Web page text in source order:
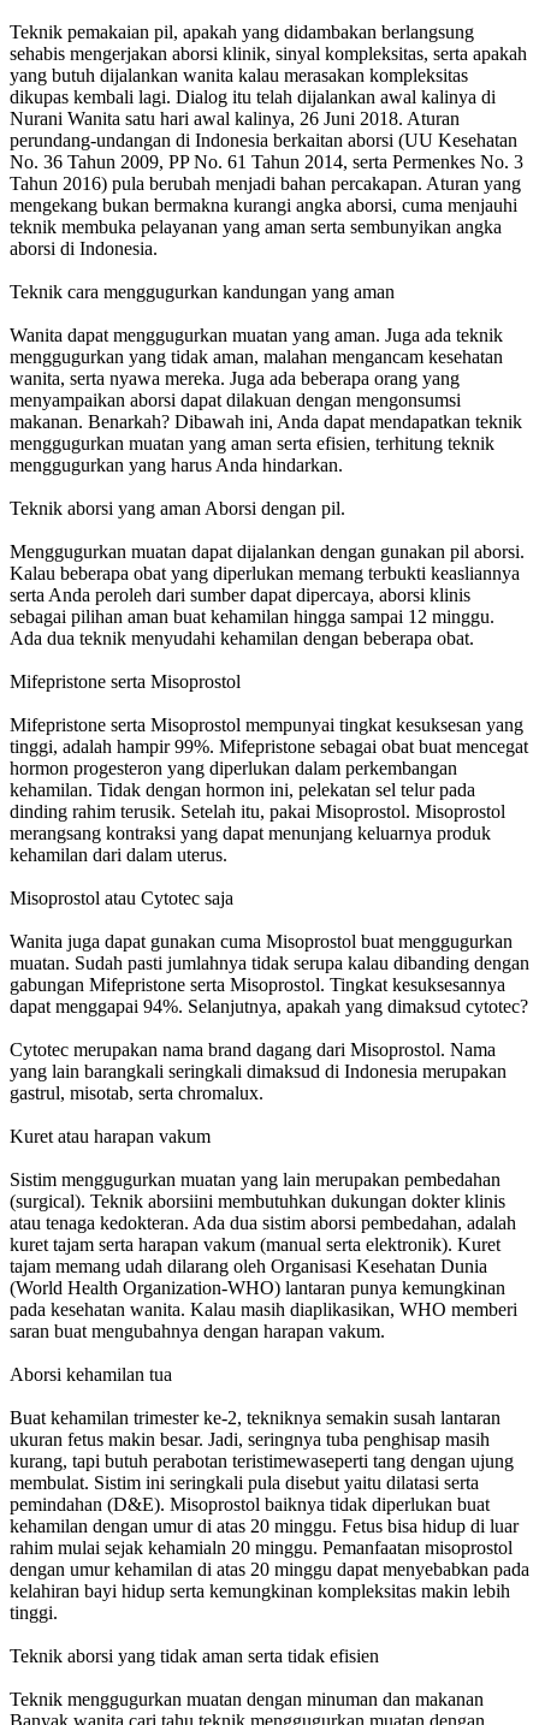
Teknik pemakaian pil, apakah yang didambakan berlangsung
sehabis mengerjakan aborsi klinik, sinyal kompleksitas, serta apakah
yang butuh dijalankan wanita kalau merasakan kompleksitas
dikupas kembali lagi. Dialog itu telah dijalankan awal kalinya di
Nurani Wanita satu hari awal kalinya, 26 Juni 2018. Aturan
perundang-undangan di Indonesia berkaitan aborsi (UU Kesehatan
No. 36 Tahun 2009, PP No. 61 Tahun 2014, serta Permenkes No. 3
Tahun 2016) pula berubah menjadi bahan percakapan. Aturan yang
mengekang bukan bermakna kurangi angka aborsi, cuma menjauhi
teknik membuka pelayanan yang aman serta sembunyikan angka
aborsi di Indonesia.
Teknik cara menggugurkan kandungan yang aman
Wanita dapat menggugurkan muatan yang aman. Juga ada teknik
menggugurkan yang tidak aman, malahan mengancam kesehatan
wanita, serta nyawa mereka. Juga ada beberapa orang yang
menyampaikan aborsi dapat dilakuan dengan mengonsumsi
makanan. Benarkah? Dibawah ini, Anda dapat mendapatkan teknik
menggugurkan muatan yang aman serta efisien, terhitung teknik
menggugurkan yang harus Anda hindarkan.
Teknik aborsi yang aman Aborsi dengan pil.
Menggugurkan muatan dapat dijalankan dengan gunakan pil aborsi.
Kalau beberapa obat yang diperlukan memang terbukti keasliannya
serta Anda peroleh dari sumber dapat dipercaya, aborsi klinis
sebagai pilihan aman buat kehamilan hingga sampai 12 minggu.
Ada dua teknik menyudahi kehamilan dengan beberapa obat.
Mifepristone serta Misoprostol
Mifepristone serta Misoprostol mempunyai tingkat kesuksesan yang
tinggi, adalah hampir 99%. Mifepristone sebagai obat buat mencegat
hormon progesteron yang diperlukan dalam perkembangan
kehamilan. Tidak dengan hormon ini, pelekatan sel telur pada
dinding rahim terusik. Setelah itu, pakai Misoprostol. Misoprostol
merangsang kontraksi yang dapat menunjang keluarnya produk
kehamilan dari dalam uterus.
Misoprostol atau Cytotec saja
Wanita juga dapat gunakan cuma Misoprostol buat menggugurkan
muatan. Sudah pasti jumlahnya tidak serupa kalau dibanding dengan
gabungan Mifepristone serta Misoprostol. Tingkat kesuksesannya
dapat menggapai 94%. Selanjutnya, apakah yang dimaksud cytotec?
Cytotec merupakan nama brand dagang dari Misoprostol. Nama
yang lain barangkali seringkali dimaksud di Indonesia merupakan
gastrul, misotab, serta chromalux.
Kuret atau harapan vakum
Sistim menggugurkan muatan yang lain merupakan pembedahan
(surgical). Teknik aborsiini membutuhkan dukungan dokter klinis
atau tenaga kedokteran. Ada dua sistim aborsi pembedahan, adalah
kuret tajam serta harapan vakum (manual serta elektronik). Kuret
tajam memang udah dilarang oleh Organisasi Kesehatan Dunia
(World Health Organization-WHO) lantaran punya kemungkinan
pada kesehatan wanita. Kalau masih diaplikasikan, WHO memberi
saran buat mengubahnya dengan harapan vakum.
Aborsi kehamilan tua
Buat kehamilan trimester ke-2, tekniknya semakin susah lantaran
ukuran fetus makin besar. Jadi, seringnya tuba penghisap masih
kurang, tapi butuh perabotan teristimewaseperti tang dengan ujung
membulat. Sistim ini seringkali pula disebut yaitu dilatasi serta
pemindahan (D&E). Misoprostol baiknya tidak diperlukan buat
kehamilan dengan umur di atas 20 minggu. Fetus bisa hidup di luar
rahim mulai sejak kehamialn 20 minggu. Pemanfaatan misoprostol
dengan umur kehamilan di atas 20 minggu dapat menyebabkan pada
kelahiran bayi hidup serta kemungkinan kompleksitas makin lebih
tinggi.
Teknik aborsi yang tidak aman serta tidak efisien
Teknik menggugurkan muatan dengan minuman dan makanan
Banyak wanita cari tahu teknik menggugurkan muatan dengan